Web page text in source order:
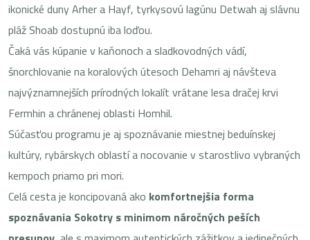
ikonické duny Arher a Hayf, tyrkysovú lagúnu Detwah aj slávnu
pláž Shoab dostupnú iba loďou.
Čaká vás kúpanie v kaňonoch a sladkovodných vádí,
šnorchlovanie na koralových útesoch Dehamri aj návšteva
najvýznamnejších prírodných lokalít vrátane lesa dračej krvi
Fermhin a chránenej oblasti Homhil.
Súčasťou programu je aj spoznávanie miestnej beduínskej
kultúry, rybárskych oblastí a nocovanie v starostlivo vybraných
kempoch priamo pri mori.
Celá cesta je koncipovaná ako komfortnejšia forma
spoznávania Sokotry s minimom náročných peších